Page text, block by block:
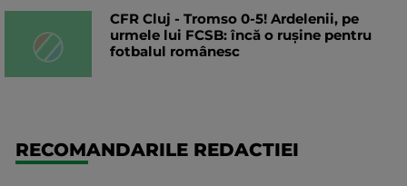
CFR Cluj - Tromso 0-5! Ardelenii, pe
urmele lui FCSB: încă o rușine pentru
fotbalul românesc
RECOMANDARILE REDACTIEI